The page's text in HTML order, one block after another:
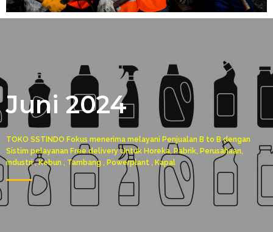
Juni 2024
TOKO SSTINDO Fokus menerima melayani Penjualan B to B dengan
Sistim pelayanan Free delivery Untuk Horeka, Pabrik, Perusahaan,
industri , Kebun , Tambang , Powerplant , Kapal